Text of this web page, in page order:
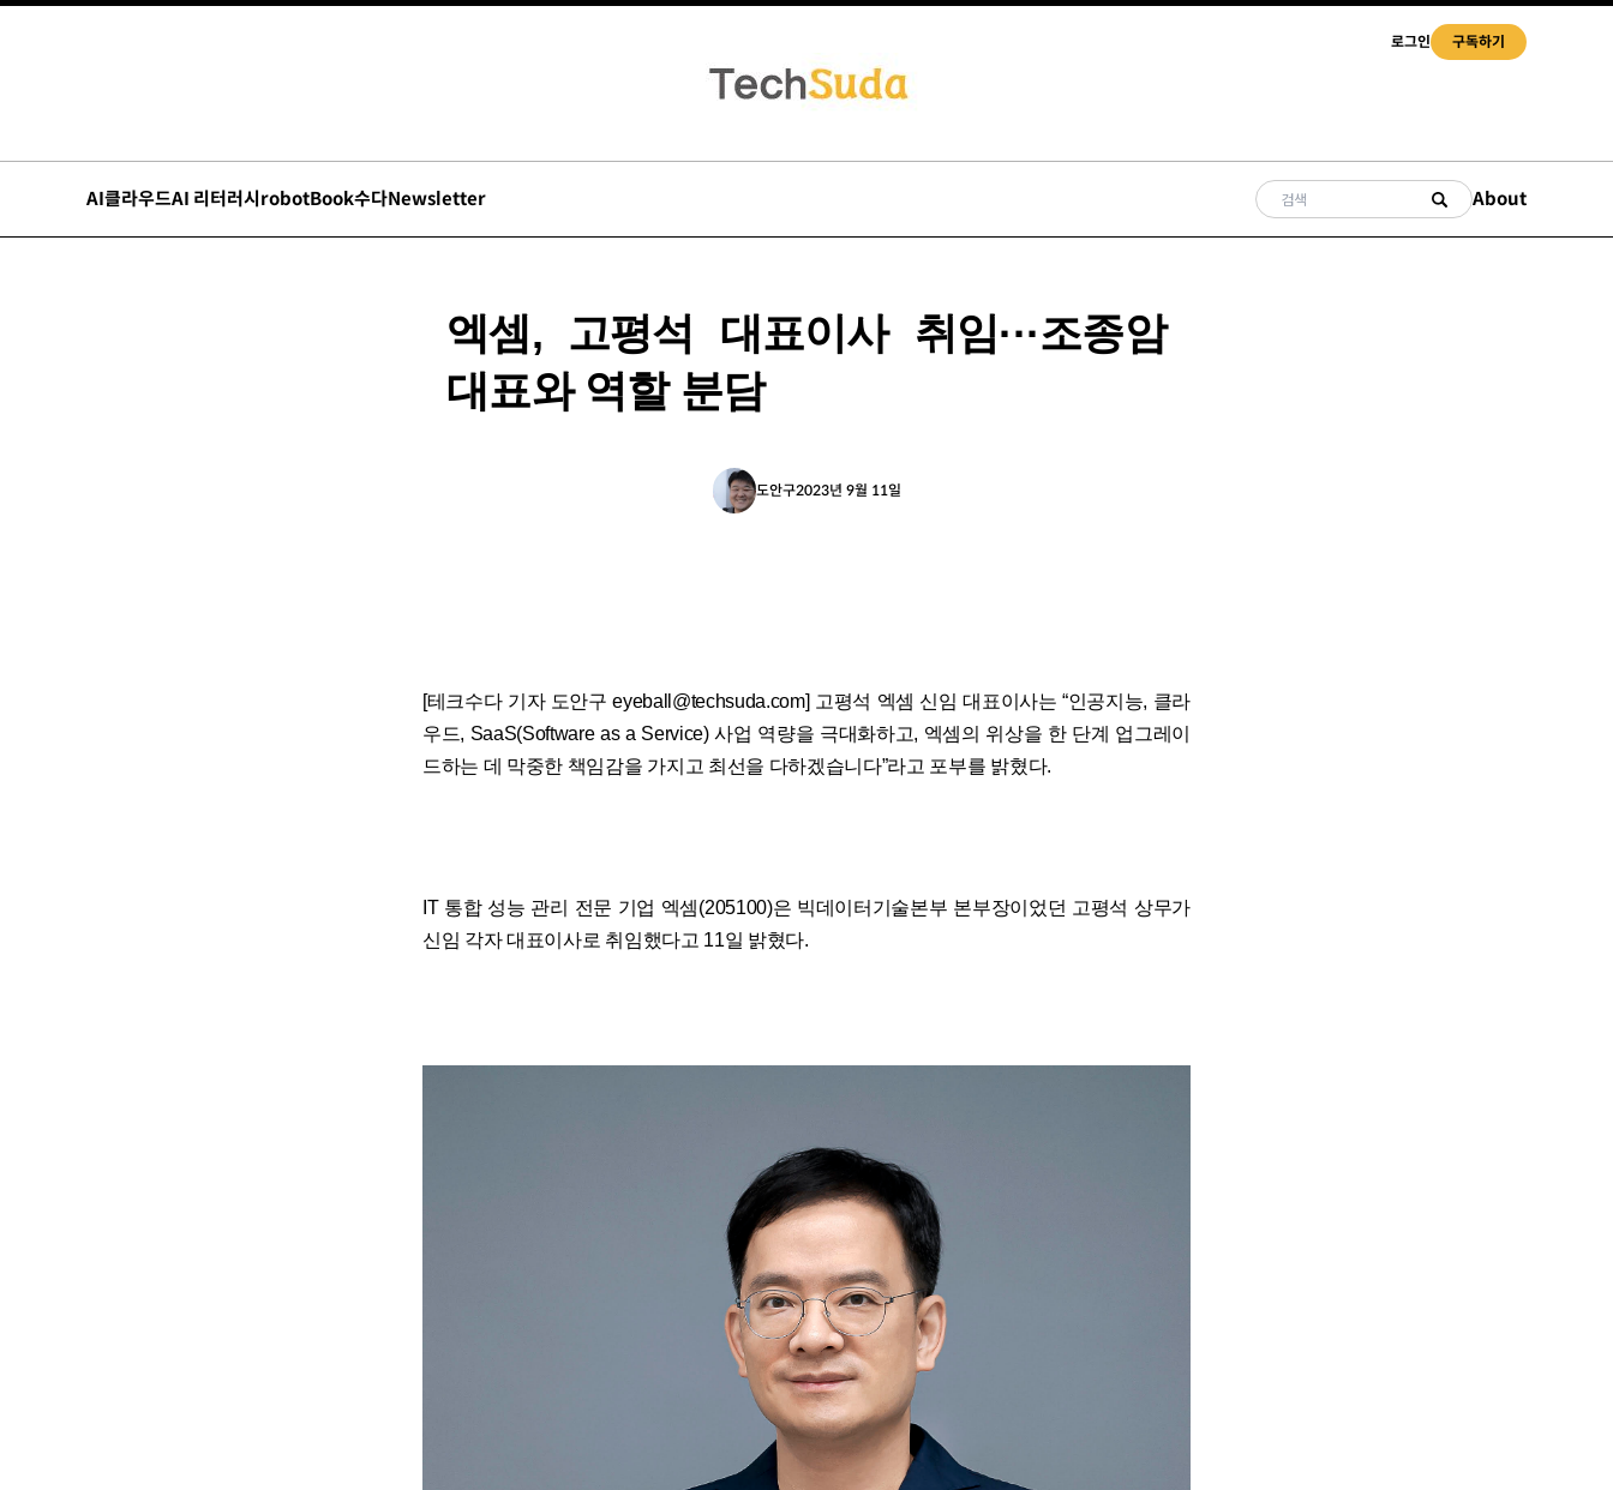
로그인 구독하기
AI클라우드AI 리터러시robotBook수다Newsletter About
엑셈, 고평석 대표이사 취임···조종암
대표와 역할 분담
도안구2023년 9월 11일
[테크수다 기자 도안구 eyeball@techsuda.com] 고평석 엑셈 신임 대표이사는 “인공지능, 클라
우드, SaaS(Software as a Service) 사업 역량을 극대화하고, 엑셈의 위상을 한 단계 업그레이
드하는 데 막중한 책임감을 가지고 최선을 다하겠습니다”라고 포부를 밝혔다.
IT 통합 성능 관리 전문 기업 엑셈(205100)은 빅데이터기술본부 본부장이었던 고평석 상무가
신임 각자 대표이사로 취임했다고 11일 밝혔다.